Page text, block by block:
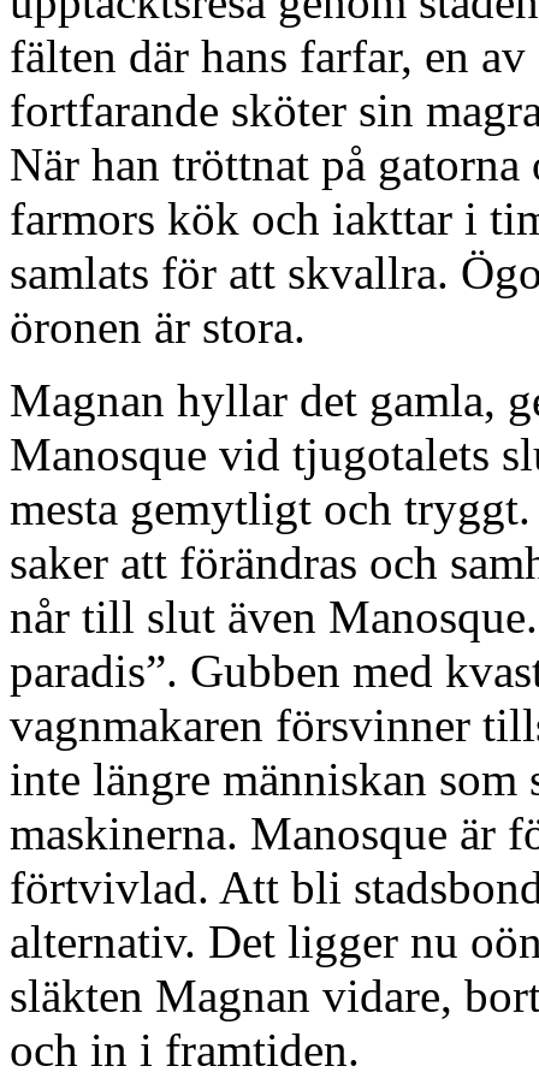
fälten där hans farfar, en
fortfarande sköter sin
När han tröttnat på
farmors kök och iakttar i
samlats för att skvallra.
öronen är stora.
Magnan hyllar det gamla,
Manosque vid tjugotalets
mesta gemytligt och
saker att förändras och
når till slut även
paradis”. Gubben med
vagnmakaren försvinner
inte längre människan som
maskinerna. Manosque är
förtvivlad. Att bli
alternativ. Det ligger nu
släkten Magnan vidare,
och in i framtiden.